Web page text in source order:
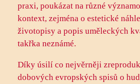
praxi, poukázat na různé
kontext, zejména o estetické
životopisy a popis uměleckých
takřka neznámé.
Díky úsilí co nejvěrněji
dobových evropských spisů o